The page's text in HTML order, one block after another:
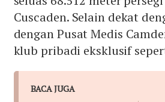
Cuscaden. Selain dekat
dengan Pusat Medis
klub pribadi eksklusif
BACA JUGA